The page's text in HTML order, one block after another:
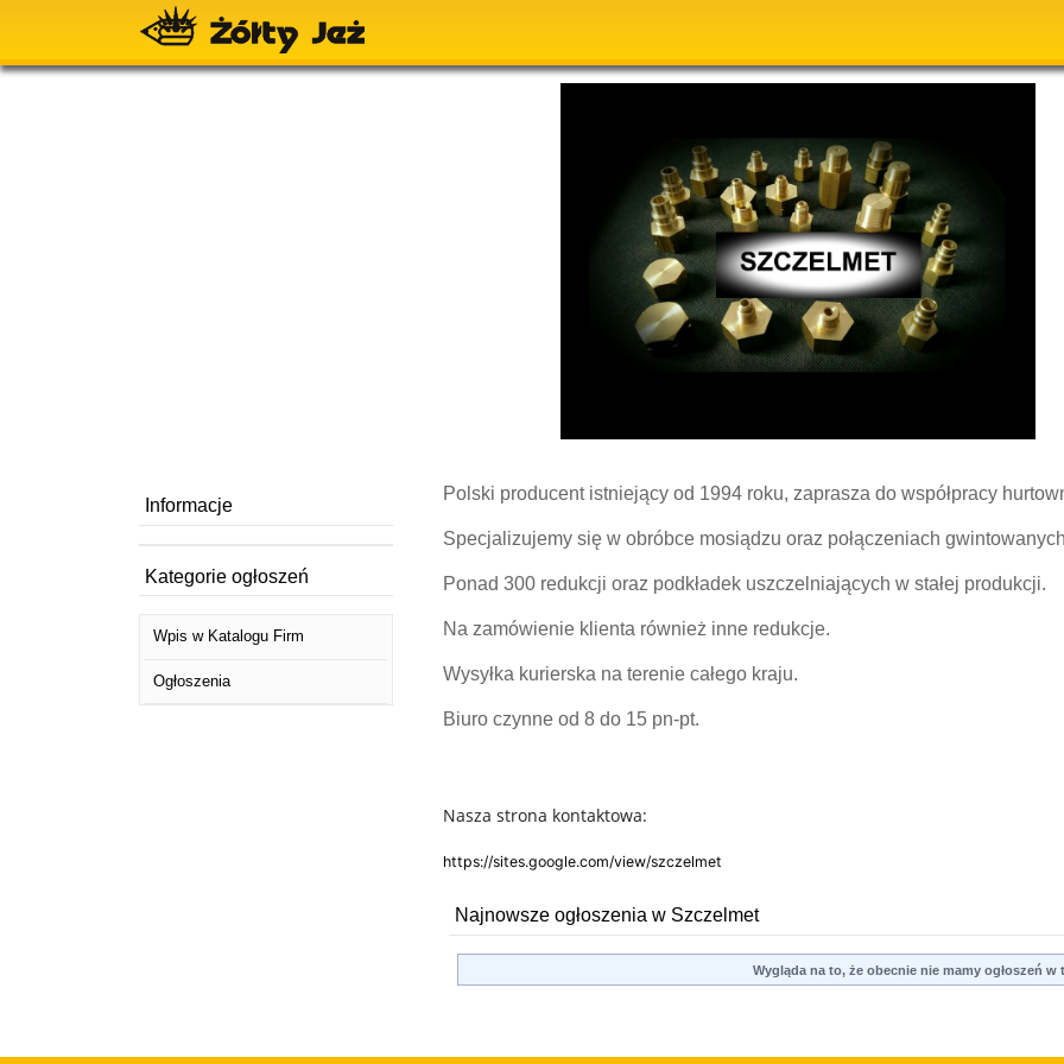
Polski producent istniejący od 1994 roku, zaprasza do współpracy
Specjalizujemy się w obróbce mosiądzu oraz połączeniach
Ponad 300 redukcji oraz podkładek uszczelniających w stałej produkcji.
Na zamówienie klienta również inne redukcje.
Wysyłka kurierska na terenie całego kraju.
Biuro czynne od 8 do 15 pn-pt.
Nasza strona kontaktowa:
https://sites.google.com/view/szczelmet
Najnowsze ogłoszenia w Szczelmet
Wygląda na to, że obecnie nie mamy ogłoszeń w
Informacje
Kategorie ogłoszeń
Wpis w Katalogu Firm
Ogłoszenia